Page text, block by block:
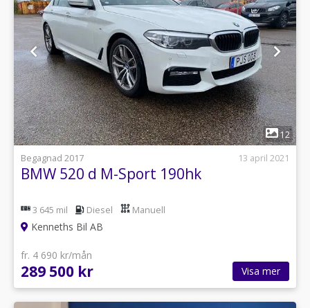
1
12
Begagnad 2017
13 april 2021
BMW 520 d M-Sport 190hk
3 645 mil Diesel Manuell
Kenneths Bil AB
fr. 4 690 kr/mån
289 500 kr Visa mer